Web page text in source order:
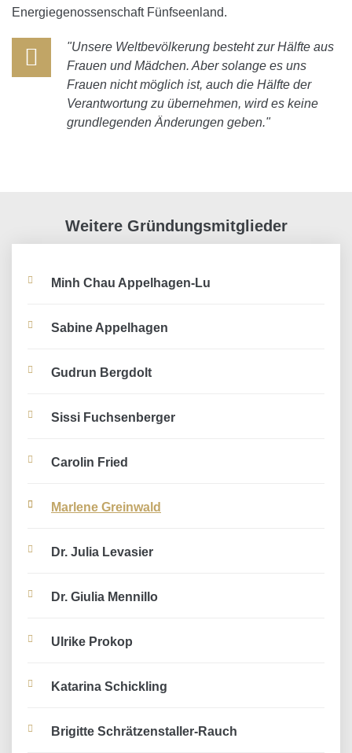
Energiegenossenschaft Fünfseenland.
"Unsere Weltbevölkerung besteht zur Hälfte aus
Frauen und Mädchen. Aber solange es uns
Frauen nicht möglich ist, auch die Hälfte der
Verantwortung zu übernehmen, wird es keine
grundlegenden Änderungen geben."
Weitere Gründungsmitglieder
Minh Chau Appelhagen-Lu
Sabine Appelhagen
Gudrun Bergdolt
Sissi Fuchsenberger
Carolin Fried
Marlene Greinwald
Dr. Julia Levasier
Dr. Giulia Mennillo
Ulrike Prokop
Katarina Schickling
Brigitte Schrätzenstaller-Rauch